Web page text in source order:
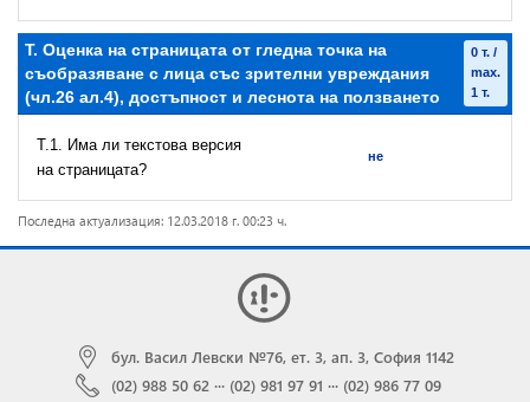
T. Оценка на страницата от гледна точка на
съобразяване с лица със зрителни увреждания
(чл.26 ал.4), достъпност и леснота на ползването
0 т. /
max.
1 т.
T.1. Има ли текстова версия
на страницата?
не
Последна актуализация: 12.03.2018 г. 00:23 ч.
бул. Васил Левски №76, ет. 3, ап. 3, София 1142
(02) 988 50 62 ··· (02) 981 97 91 ··· (02) 986 77 09